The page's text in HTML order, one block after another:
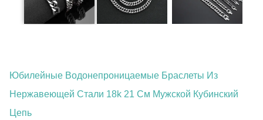
Юбилейные Водонепроницаемые Браслеты Из
Нержавеющей Стали 18k 21 См Мужской Кубинский
Цепь